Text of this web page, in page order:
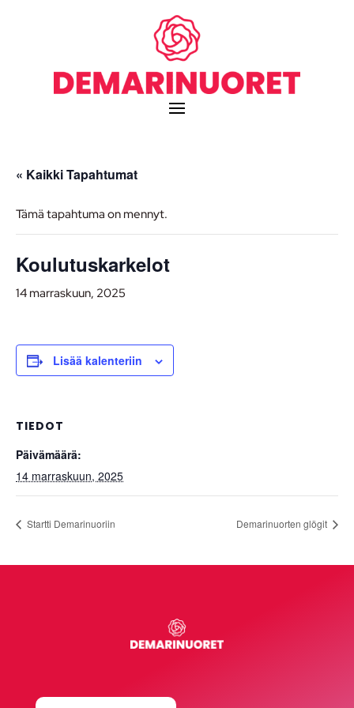
« Kaikki Tapahtumat
Tämä tapahtuma on mennyt.
Koulutuskarkelot
14 marraskuun, 2025
Lisää kalenteriin
TIEDOT
Päivämäärä:
14 marraskuun, 2025
Startti Demarinuoriin Demarinuorten glögit